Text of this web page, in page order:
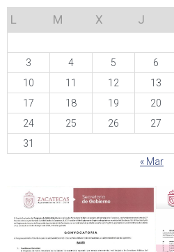
L M X J
3
4 5 6
10
11 12 13
17
18 19 20
24
25 26 27
31
« Mar